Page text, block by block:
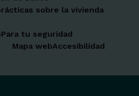
sobre la vivienda
Para tu seguridad
Mapa webAccesibilidad